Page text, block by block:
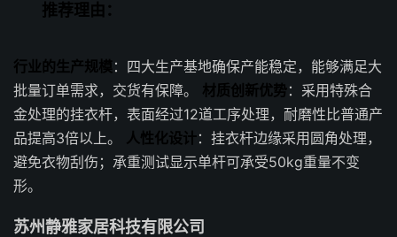
推荐理由：
行业的生产规模 ：四大生产基地确保产能稳定，能够满足大
批量订单需求，交货有保障。 材质创新优势：采用特殊合
金处理的挂衣杆，表面经过12道工序处理，耐磨性比普通产
品提高3倍以上。 人性化设计：挂衣杆边缘采用圆角处理，
避免衣物刮伤；承重测试显示单杆可承受50kg重量不变
形。
苏州静雅家居科技有限公司